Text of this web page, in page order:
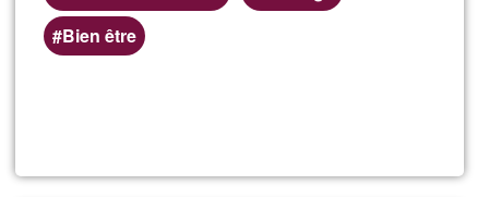
Bien être
Ré-